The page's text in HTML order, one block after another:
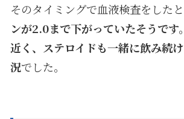
そのタイミングで血液検査をしたと
ンが2.0まで下がっていたそうです
近く、ステロイドも一緒に飲み続
況でした。